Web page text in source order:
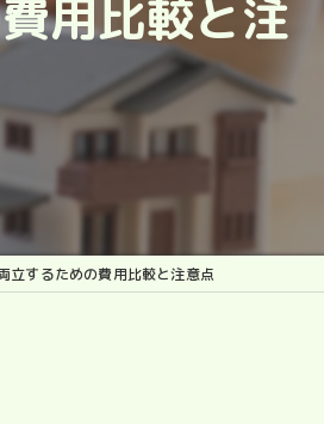
用比較と注
立するための費用比較と注意点